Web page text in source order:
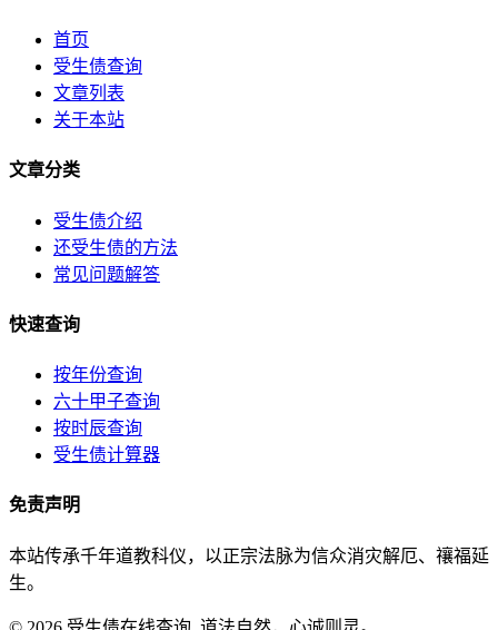
首页
受生债查询
文章列表
关于本站
文章分类
受生债介绍
还受生债的方法
常见问题解答
快速查询
按年份查询
六十甲子查询
按时辰查询
受生债计算器
免责声明
本站传承千年道教科仪，以正宗法脉为信众消灾解厄、禳福延
生。